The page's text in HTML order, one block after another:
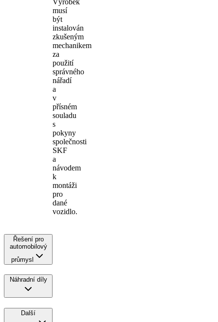
musí
být
instalován
zkušeným
mechanikem
za
použití
správného
nářadí
a
v
přísném
souladu
s
pokyny
společnosti
SKF
a
návodem
k
montáži
pro
dané
vozidlo.
Řešení pro
automobilový
průmysl
Náhradní díly
Další